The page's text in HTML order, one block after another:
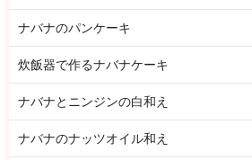
ナバナのパンケーキ
炊飯器で作るナバナケーキ
ナバナとニンジンの白和え
ナバナのナッツオイル和え